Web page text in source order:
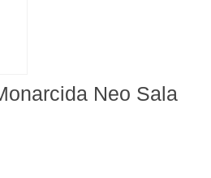
Neo Sala